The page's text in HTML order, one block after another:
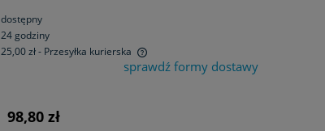
dostępny
24 godziny
25,00 zł- Przesyłka kurierska
sprawdź formy dostawy
98,80 zł